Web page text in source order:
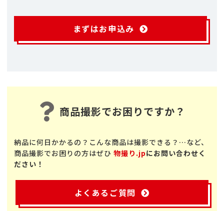
まずはお申込み
商品撮影でお困りですか？
納品に何日かかるの？こんな商品は撮影できる？…など、
商品撮影でお困りの方はぜひ 物撮り.jpにお問い合わせく
ださい！
よくあるご質問